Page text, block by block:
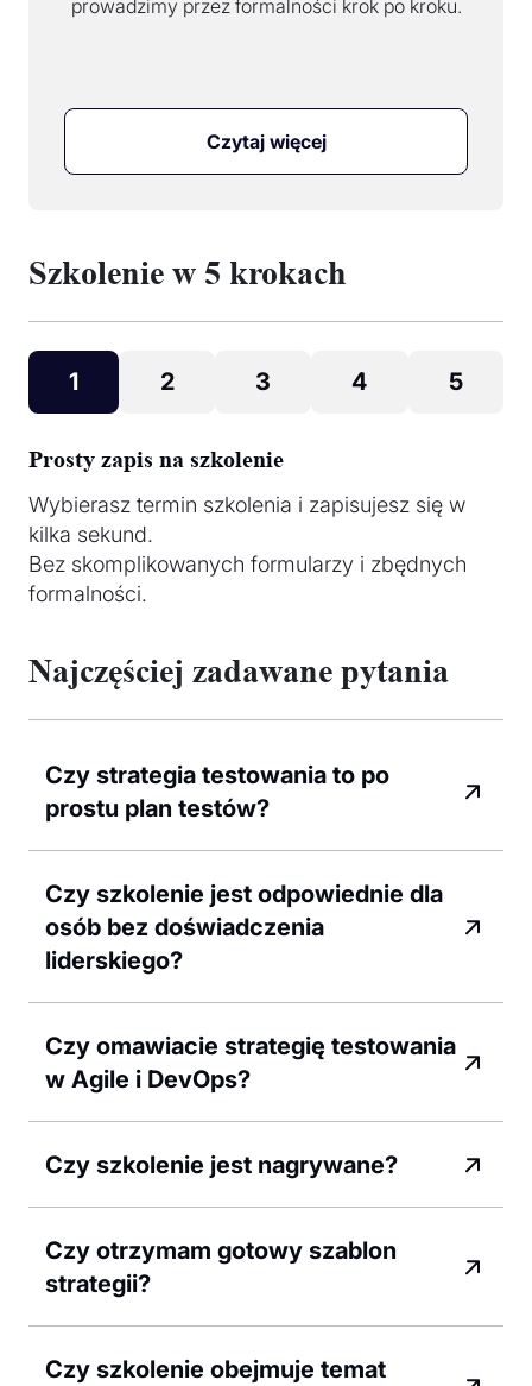
prowadzimy przez formalności krok po kroku.
Czytaj więcej
Szkolenie w 5 krokach
1 2 3 4 5
Prosty zapis na szkolenie
Wybierasz termin szkolenia i zapisujesz się w
kilka sekund.
Bez skomplikowanych formularzy i zbędnych
formalności.
Najczęściej zadawane pytania
Czy strategia testowania to po
prostu plan testów?
Czy szkolenie jest odpowiednie dla
osób bez doświadczenia
liderskiego?
Czy omawiacie strategię testowania
w Agile i DevOps?
Czy szkolenie jest nagrywane?
Czy otrzymam gotowy szablon
strategii?
Czy szkolenie obejmuje temat